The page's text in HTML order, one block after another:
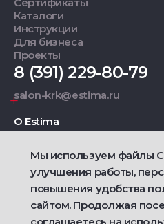
Каталоги
Инструкции
Для бизнеса
Проекты
8 (391) 229-80-79
salon-krk@estima.ru
О Estima
Дизайнерам
Фирменные салоны
Мы используем файлы
улучшения работы,
повышения удобства
сайтом. Продолжая